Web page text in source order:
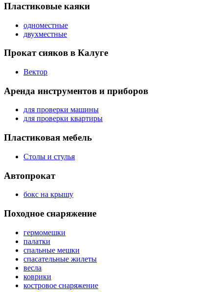
Пластиковые каяки
одноместные
двухместные
Прокат сияков в Калуге
Вектор
Аренда инструментов и приборов
для проверки машины
для проверки квартиры
Пластиковая мебель
Столы и стулья
Автопрокат
бокс на крышу
Походное снаряжение
гермомешки
палатки
спальные мешки
спасательные жилеты
весла
коврики
костровое снаряжение